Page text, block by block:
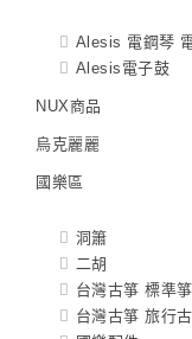
Alesis 電鋼琴
Alesis電子鼓
NUX商品
烏克麗麗
國樂區
洞簫
二胡
台灣古箏 標準箏
台灣古箏 旅行